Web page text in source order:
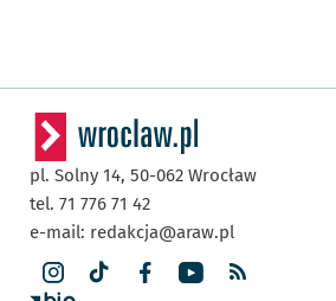
pl. Solny 14, 50-062 Wrocław
tel. 71 776 71 42
e-mail: redakcja@araw.pl